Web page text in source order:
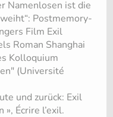
Namenlosen ist die
Postmemory-
Film Exil
Roman Shanghai
Kolloquium
(Université
und zurück: Exil
Écrire l’exil.